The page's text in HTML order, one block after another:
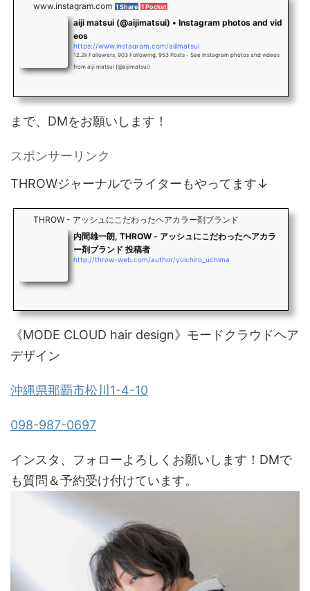
www.instagram.com 1 Share 1 Pocket
aiji matsui (@aijimatsui) • Instagram photos and vid
eos
https://www.instagram.com/aijimatsui
12.2k Followers, 903 Following, 953 Posts - See Instagram photos and videos
from aiji matsui (@aijimatsui)
まで、DMをお願いします！
スポンサーリンク
THROWジャーナルでライターもやってます↓
THROW - アッシュにこだわったヘアカラー剤ブランド
内間雄一朗, THROW - アッシュにこだわったヘアカラ
ー剤ブランド 投稿者
http://throw-web.com/author/yuichiro_uchima
《MODE CLOUD hair design》モードクラウドヘア
デザイン
沖縄県那覇市松川1-4-10
098-987-0697
インスタ、フォローよろしくお願いします！DMで
も質問＆予約受け付けています。